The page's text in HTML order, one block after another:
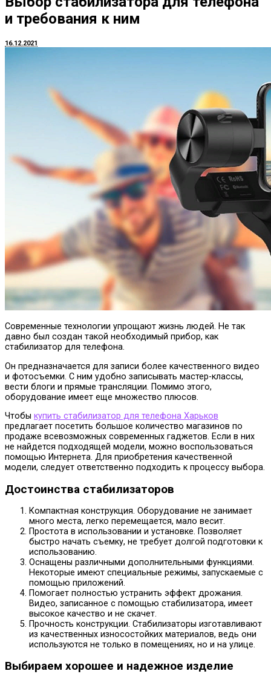
и требования к ним
16.12.2021
Современные технологии упрощают жизнь людей. Не так
давно был создан такой необходимый прибор, как
стабилизатор для телефона.
Он предназначается для записи более качественного видео
и фотосъемки. С ним удобно записывать мастер-классы,
вести блоги и прямые трансляции. Помимо этого,
оборудование имеет еще множество плюсов.
Чтобы купить стабилизатор для телефона Харьков
предлагает посетить большое количество магазинов по
продаже всевозможных современных гаджетов. Если в них
не найдется подходящей модели, можно воспользоваться
помощью Интернета. Для приобретения качественной
модели, следует ответственно подходить к процессу выбора.
Достоинства стабилизаторов
Компактная конструкция. Оборудование не занимает
много места, легко перемещается, мало весит.
Простота в использовании и установке. Позволяет
быстро начать съемку, не требует долгой подготовки к
использованию.
Оснащены различными дополнительными функциями.
Некоторые имеют специальные режимы, запускаемые с
помощью приложений.
Помогает полностью устранить эффект дрожания.
Видео, записанное с помощью стабилизатора, имеет
высокое качество и не скачет.
Прочность конструкции. Стабилизаторы изготавливают
из качественных износостойких материалов, ведь они
используются не только в помещениях, но и на улице.
Выбираем хорошее и надежное изделие